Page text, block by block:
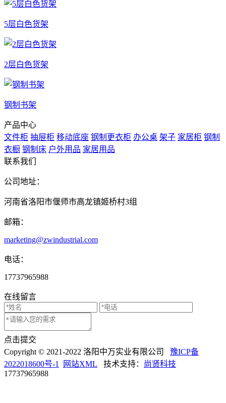
5层白色货架
2层白色货架
钢制书架
产品中心
文件柜 抽屉柜 移动底座 钢制更衣柜 办公桌 架子 家居柜 钢制
衣橱 钢制床 户外用品 家居用品
联系我们
公司地址：
河南省洛阳市偃师市高龙镇姬桥村3组
邮箱：
marketing@zwindustrial.com
电话：
17737965988
在线留言
点击提交
Copyright © 2021-2022 洛阳中万实业有限公司 豫ICP备
2022018600号-1
网站XML 技术支持：
尚贤科技
17737965988